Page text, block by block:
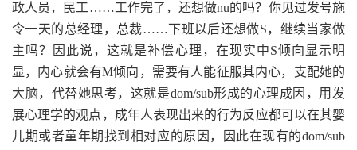
政人员，民工……工作完了，还想做nu的吗？你见过发号施
令一天的总经理，总裁……下班以后还想做S，继续当家做
主吗？因此说，这就是补偿心理，在现实中S倾向显示明
显，内心就会有M倾向，需要有人能征服其内心，支配她的
大脑，代替她思考，这就是dom/sub形成的心理成因，用发
展心理学的观点，成年人表现出来的行为反应都可以在其婴
儿期或者童年期找到相对应的原因，因此在现有的dom/sub